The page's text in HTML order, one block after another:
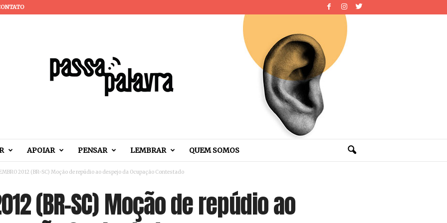
APOIAR PENSAR LEMBRAR QUEM SOMOS
2012 (BR-SC) Moção de repúdio ao despejo da Ocupação Contestado
(BR-SC) Moção de repúdio ao